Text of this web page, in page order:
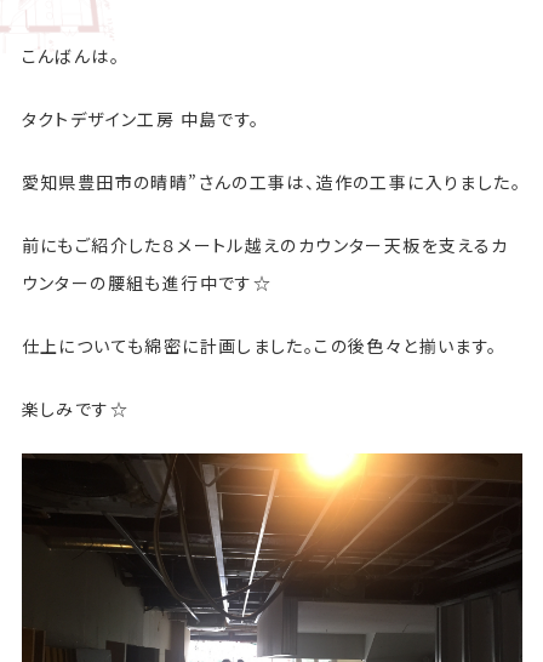
こんばんは。
タクトデザイン工房 中島です。
愛知県豊田市の晴晴”さんの工事は、造作の工事に入りました。
前にもご紹介した８メートル越えのカウンター天板を支えるカ
ウンターの腰組も進行中です☆
仕上についても綿密に計画しました。この後色々と揃います。
楽しみです☆